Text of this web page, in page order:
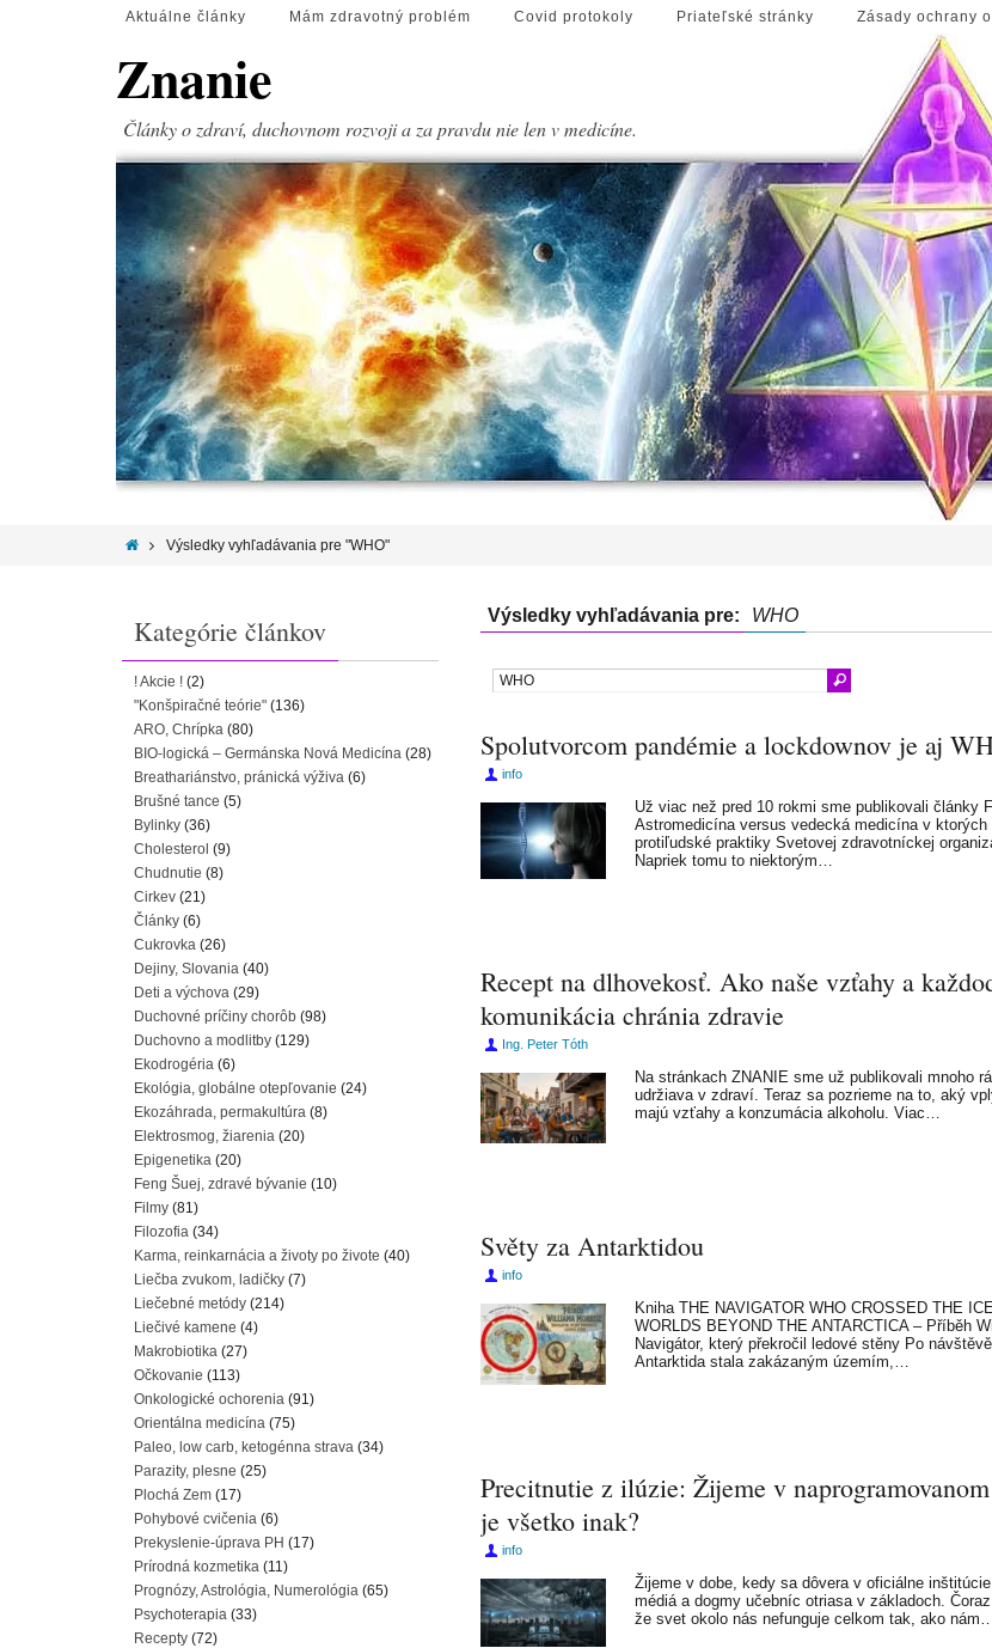
Aktuálne články Mám zdravotný problém Covid protokoly Priateľské stránky Zásady ochrany
Znanie
Články o zdraví, duchovnom rozvoji a za pravdu nie len v medicíne.
Výsledky vyhľadávania pre "WHO"
Výsledky vyhľadávania pre: WHO
Spolutvorcom pandémie a lockdownov je aj
info
Už viac než pred 10 rokmi sme publikovali články
Astromedicína versus vedecká medicína v ktorých
protiľudské praktiky Svetovej zdravotníckej
Napriek tomu to niektorým…
Recept na dlhovekosť. Ako naše vzťahy a
komunikácia chránia zdravie
Ing. Peter Tóth
Na stránkach ZNANIE sme už publikovali mnoho
udržiava v zdraví. Teraz sa pozrieme na to, aký
majú vzťahy a konzumácia alkoholu. Viac…
Světy za Antarktidou
info
Kniha THE NAVIGATOR WHO CROSSED THE
WORLDS BEYOND THE ANTARCTICA – Příběh
Navigátor, který překročil ledové stěny Po
Antarktida stala zakázaným územím,…
Precitnutie z ilúzie: Žijeme v
je všetko inak?
info
Žijeme v dobe, kedy sa dôvera v oficiálne
médiá a dogmy učebníc otriasa v základoch.
že svet okolo nás nefunguje celkom tak, ako
Kategórie článkov
! Akcie ! (2)
"Konšpiračné teórie" (136)
ARO, Chrípka (80)
BIO-logická – Germánska Nová Medicína (28)
Breathariánstvo, pránická výživa (6)
Brušné tance (5)
Bylinky (36)
Cholesterol (9)
Chudnutie (8)
Cirkev (21)
Články (6)
Cukrovka (26)
Dejiny, Slovania (40)
Deti a výchova (29)
Duchovné príčiny chorôb (98)
Duchovno a modlitby (129)
Ekodrogéria (6)
Ekológia, globálne otepľovanie (24)
Ekozáhrada, permakultúra (8)
Elektrosmog, žiarenia (20)
Epigenetika (20)
Feng Šuej, zdravé bývanie (10)
Filmy (81)
Filozofia (34)
Karma, reinkarnácia a životy po živote (40)
Liečba zvukom, ladičky (7)
Liečebné metódy (214)
Liečivé kamene (4)
Makrobiotika (27)
Očkovanie (113)
Onkologické ochorenia (91)
Orientálna medicína (75)
Paleo, low carb, ketogénna strava (34)
Parazity, plesne (25)
Plochá Zem (17)
Pohybové cvičenia (6)
Prekyslenie-úprava PH (17)
Prírodná kozmetika (11)
Prognózy, Astrológia, Numerológia (65)
Psychoterapia (33)
Recepty (72)